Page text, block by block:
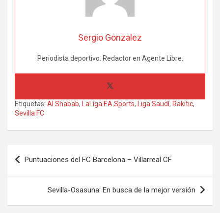
Sergio Gonzalez
Periodista deportivo. Redactor en Agente Libre.
Etiquetas: Al Shabab, LaLiga EA Sports, Liga Saudí, Rakitic,
Sevilla FC
Navegación
de
entradas
Puntuaciones del FC Barcelona – Villarreal CF
Sevilla-Osasuna: En busca de la mejor versión